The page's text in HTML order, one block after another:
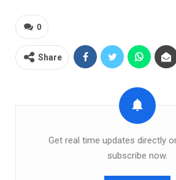
0
Share
Get real time updates directly
subscribe now.